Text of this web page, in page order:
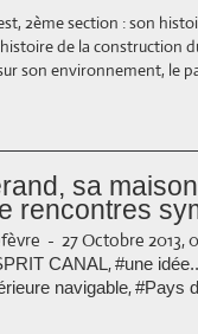
2ème section : son
de la construction
son environnement, le
sa
rencontres
- 27 Octobre 2013,
CANAL,#une
navigable,#Pays